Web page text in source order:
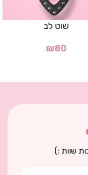
שוט לב
₪80
שוות :)